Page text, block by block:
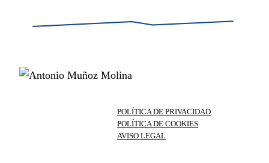
POLÍTICA DE PRIVACIDAD
POLÍTICA DE COOKIES
AVISO LEGAL